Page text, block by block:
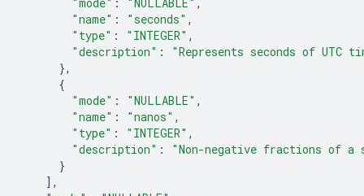
"name" : "seconds" ,
"type" : "INTEGER" ,
"description" :
"Represents seconds of UTC
},
{
"mode" : "NULLABLE" ,
"name" : "nanos" ,
"type" : "INTEGER" ,
"description" :
"Non-negative fractions of a
}
],